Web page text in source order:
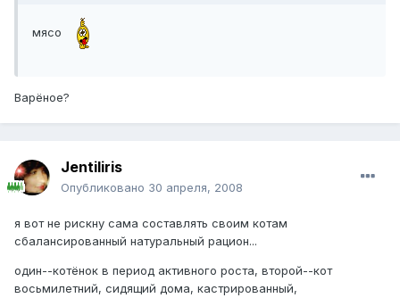
мясо
Варёное?
Jentiliris
Опубликовано 30 апреля, 2008
я вот не рискну сама составлять своим котам
сбалансированный натуральный рацион...
один--котёнок в период активного роста, второй--кот
восьмилетний, сидящий дома, кастрированный,